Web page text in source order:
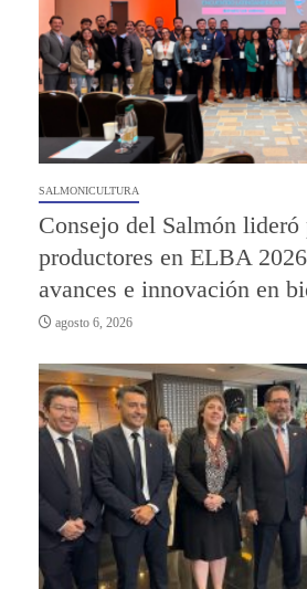
SALMONICULTURA
Consejo del Salmón lideró
productores en ELBA
avances e innovación en
agosto 6, 2026